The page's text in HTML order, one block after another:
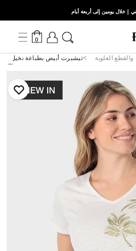
| خلال يومين إلى أربعة أيام
0
العلوية تيشيرت أبيض بطباعة نخيل مع